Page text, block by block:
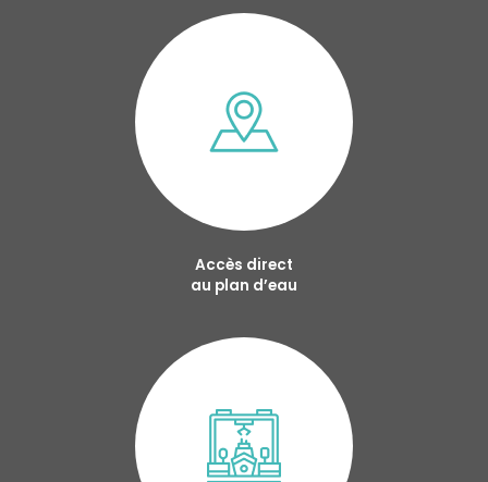
Accès direct
au plan d’eau